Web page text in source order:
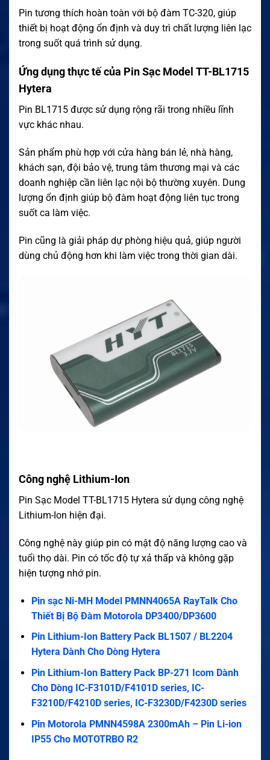
Pin tương thích hoàn toàn với bộ đàm TC-320, giúp
thiết bị hoạt động ổn định và duy trì chất lượng liên lạc
trong suốt quá trình sử dụng.
Ứng dụng thực tế của Pin Sạc Model TT-BL1715
Hytera
Pin BL1715 được sử dụng rộng rãi trong nhiều lĩnh
vực khác nhau.
Sản phẩm phù hợp với cửa hàng bán lẻ, nhà hàng,
khách sạn, đội bảo vệ, trung tâm thương mại và các
doanh nghiệp cần liên lạc nội bộ thường xuyên. Dung
lượng ổn định giúp bộ đàm hoạt động liên tục trong
suốt ca làm việc.
Pin cũng là giải pháp dự phòng hiệu quả, giúp người
dùng chủ động hơn khi làm việc trong thời gian dài.
Công nghệ Lithium-Ion
Pin Sạc Model TT-BL1715 Hytera sử dụng công nghệ
Lithium-Ion hiện đại.
Công nghệ này giúp pin có mật độ năng lượng cao và
tuổi thọ dài. Pin có tốc độ tự xả thấp và không gặp
hiện tượng nhớ pin.
Pin sạc Ni-MH Model PMNN4065A RayTalk Cho
Thiết Bị Bộ Đàm Motorola DP3400/DP3600
Pin Lithium-Ion Battery Pack BL1507 / BL2204
Hytera Dành Cho Dòng Hytera
Pin Lithium-Ion Battery Pack BP-271 Icom Dành
Cho Dòng IC-F3101D/F4101D series, IC-
F3210D/F4210D series, IC-F3230D/F4230D series
Pin Motorola PMNN4598A 2300mAh – Pin Li-ion
IP55 Cho MOTOTRBO R2